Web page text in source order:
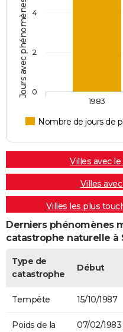
Nombre de jours de
1983
0
2
4
Villes avec
Villes
Villes les plus
Derniers phénomènes
catastrophe naturelle à
Type de
catastrophe
Début
Tempête 15/10/1987
Poids de la
07/02/1983